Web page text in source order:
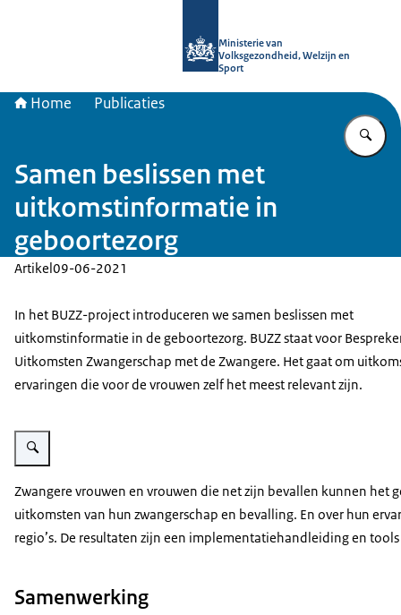
Ministerie van
Volksgezondheid, Welzijn en
Sport
Home Publicaties
Samen beslissen met
uitkomstinformatie in
geboortezorg
Artikel09-06-2021
In het BUZZ-project introduceren we samen beslissen met
uitkomstinformatie in de geboortezorg. BUZZ staat voor
Uitkomsten Zwangerschap met de Zwangere. Het gaat om
ervaringen die voor de vrouwen zelf het meest relevant zijn.
Vergroot afbeelding Zorgprofessional loopt door de ziekenhuis gang met
Zwangere vrouwen en vrouwen die net zijn bevallen kunnen het
uitkomsten van hun zwangerschap en bevalling. En over hun
regio’s. De resultaten zijn een implementatiehandleiding en
Samenwerking